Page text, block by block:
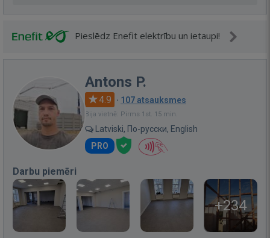
Pieslēdz Enefit elektrību un ietaupi!
Antons P.
4.9 · 107 atsauksmes
Bija vietnē: Pirms 1st. 15 min.
Latviski, По-русски, English
PRO
Darbu piemēri
+234